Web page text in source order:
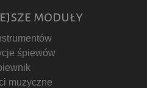
moduły
śpiewów
muzyczne